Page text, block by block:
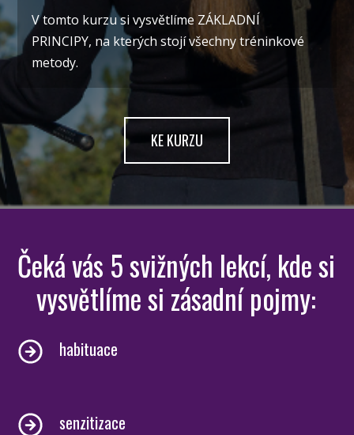
V tomto kurzu si vysvětlíme ZÁKLADNÍ
PRINCIPY, na kterých stojí všechny tréninkové
metody.
KE KURZU
Čeká vás 5 svižných lekcí, kde si
vysvětlíme si zásadní pojmy:
habituace
senzitizace